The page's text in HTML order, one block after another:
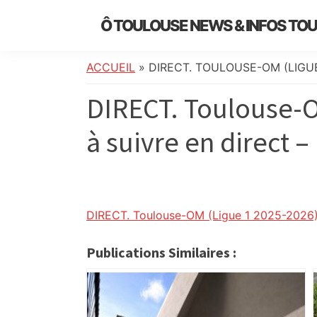
Ô TOULOUSE NEWS & INFOS
de
toulousaine
:
info
locale,
politique,
faits
initiatives
ACCUEIL » DIRECT. TOULOUSE-OM
DIRECT.
à suivre en direct
DIRECT. Toulouse-OM (Ligue 1 2025-
Publications Similaires :